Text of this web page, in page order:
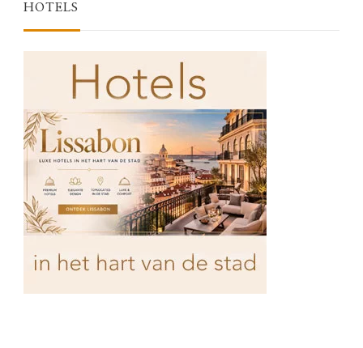
HOTELS